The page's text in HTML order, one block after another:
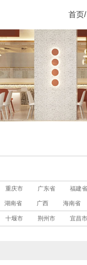
首页/
重庆市 广东省 福建省
湖南省 广西 海南省
十堰市 荆州市 宜昌市